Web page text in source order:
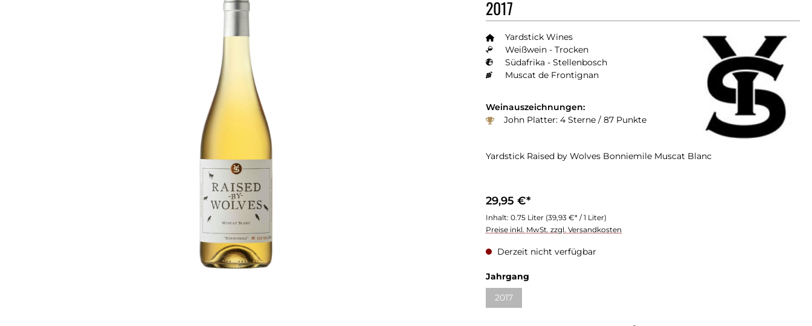
2017
Yardstick Wines
Weißwein - Trocken
Südafrika - Stellenbosch
Muscat de Frontignan
Weinauszeichnungen:
John Platter: 4 Sterne / 87 Punkte
Yardstick Raised by Wolves Bonniemile Muscat Blanc
29,95 €*
Inhalt: 0.75 Liter (39,93 €* / 1 Liter)
Preise inkl. MwSt. zzgl. Versandkosten
Derzeit nicht verfügbar
Jahrgang
2017